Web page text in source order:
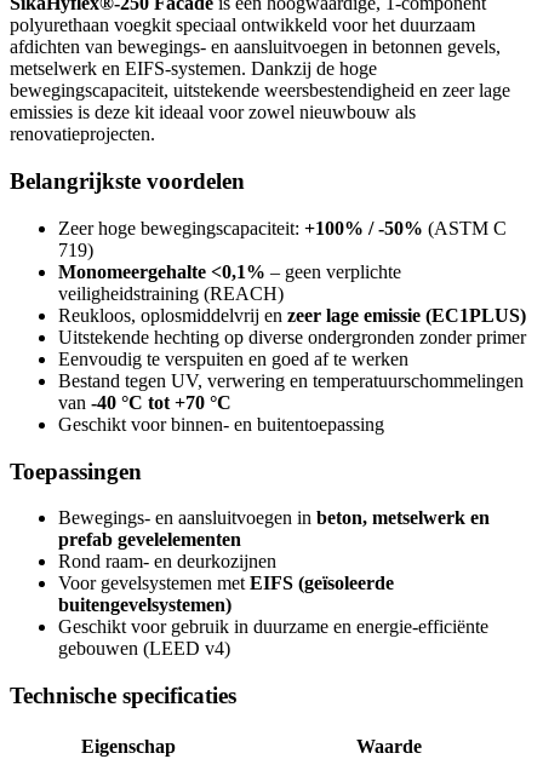
polyurethaan voegkit speciaal ontwikkeld voor het duurzaam
afdichten van bewegings- en aansluitvoegen in betonnen gevels,
metselwerk en EIFS-systemen. Dankzij de hoge
bewegingscapaciteit, uitstekende weersbestendigheid en zeer lage
emissies is deze kit ideaal voor zowel nieuwbouw als
renovatieprojecten.
Belangrijkste voordelen
Zeer hoge bewegingscapaciteit: +100% / -50% (ASTM C
719)
Monomeergehalte <0,1% – geen verplichte
veiligheidstraining (REACH)
Reukloos, oplosmiddelvrij en zeer lage emissie (EC1PLUS)
Uitstekende hechting op diverse ondergronden zonder primer
Eenvoudig te verspuiten en goed af te werken
Bestand tegen UV, verwering en temperatuurschommelingen
van -40 °C tot +70 °C
Geschikt voor binnen- en buitentoepassing
Toepassingen
Bewegings- en aansluitvoegen in beton, metselwerk en
prefab gevelelementen
Rond raam- en deurkozijnen
Voor gevelsystemen met EIFS (geïsoleerde
buitengevelsystemen)
Geschikt voor gebruik in duurzame en energie-efficiënte
gebouwen (LEED v4)
Technische specificaties
Eigenschap
Waarde